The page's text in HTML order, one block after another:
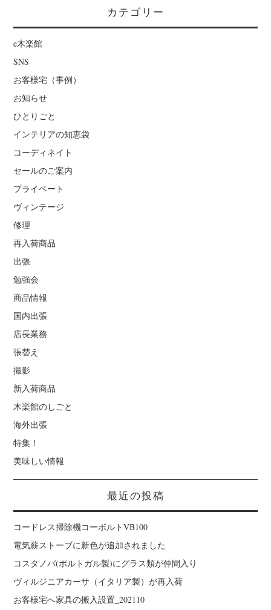
カテゴリー
e木楽館
SNS
お客様宅（事例）
お知らせ
ひとりごと
インテリアの知恵袋
コーディネイト
セールのご案内
プライベート
ヴィンテージ
修理
再入荷商品
出張
勉強会
商品情報
国内出張
店長業務
張替え
撮影
新入荷商品
木楽館のしごと
海外出張
特集！
美味しい情報
最近の投稿
コードレス掃除機コーボルトVB100
電気薪ストーブに新色が追加されました
コスタノバ(ポルトガル製)にグラス類が仲間入り
ヴィルジニアカーサ（イタリア製）が再入荷
お客様宅へ家具の搬入設置_202110